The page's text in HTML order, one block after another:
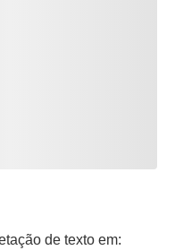
de texto em: